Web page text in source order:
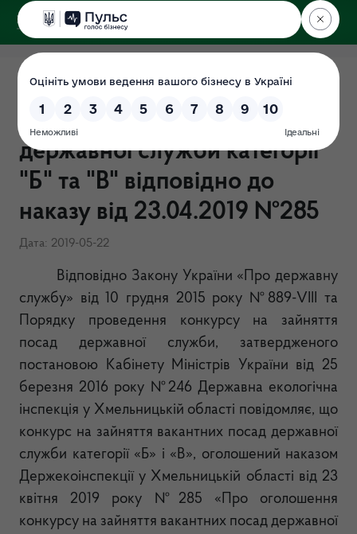
ДЕРЖЕКОІНСПЕКЦІЯ
у Хмельницькій області
Результати конкурсу на
зайняття вакантних посад
державної служби категорії
"Б" та "В" відповідно до
наказу від 23.04.2019 №285
Дата: 2019-05-22
Відповідно Закону України «Про державну
службу» від 10 грудня 2015 року №889-VIII та
Порядку проведення конкурсу на зайняття
посад державної служби, затвердженого
постановою Кабінету Міністрів України від 25
березня 2016 року №246 Державна екологічна
інспекція у Хмельницькій області повідомляє, що
конкурс на зайняття вакантних посад державної
служби категорії «Б» і «В», оголошений наказом
Держекоінспекції у Хмельницькій області від 23
квітня 2019 року №285 «Про оголошення
конкурсу на зайняття вакантних посад державної